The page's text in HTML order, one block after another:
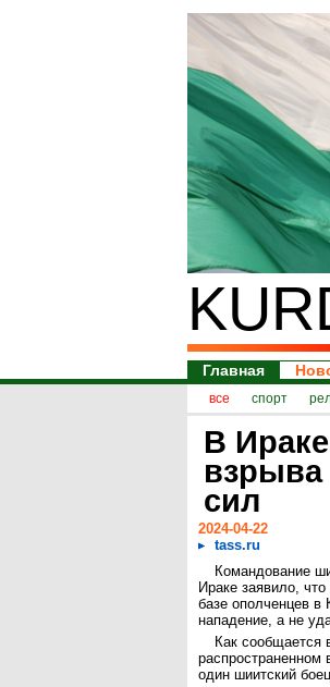
Главная
все спорт
В
взрыва
сил
2024-04-22
tass.ru
Командование
Ираке заявило,
базе ополченцев в
нападение, а не
Как сообщается
распространенном
один шиитский